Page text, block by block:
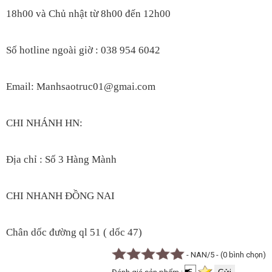
18h00 và Chủ nhật từ 8h00 đến 12h00
Số hotline ngoài giờ : 038 954 6042
Email: Manhsaotruc01@gmai.com
CHI NHÁNH HN:
Địa chỉ : Số 3 Hàng Mành
CHI NHANH ĐỒNG NAI
Chân dốc đường ql 51 ( dốc 47)
- NAN/5 - (0 bình chọn)